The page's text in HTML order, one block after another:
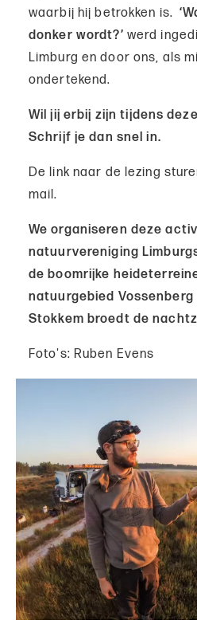
waarbij hij betrokken is.
donker wordt?’ werd
Limburg en door ons, als
ondertekend.
Wil jij erbij zijn tijdens
Schrijf je dan snel in.
De link naar de lezing
mail.
We organiseren deze
natuurvereniging
de boomrijke
natuurgebied Vossenberg
Stokkem broedt de
Foto's: Ruben Evens